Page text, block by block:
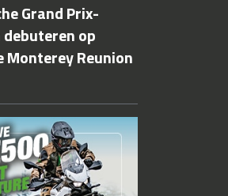
Grand Prix-
op
Monterey Reunion